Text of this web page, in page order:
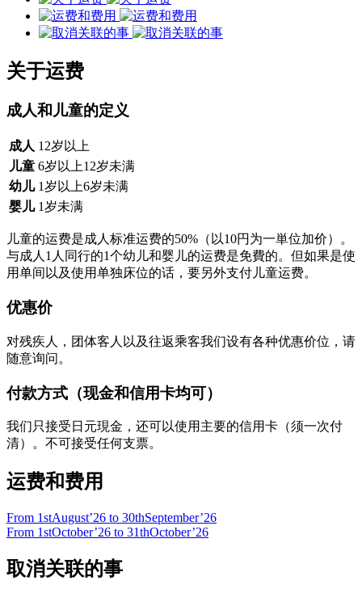
关于运费
成人和儿童的定义
成人 12岁以上
儿童 6岁以上12岁未满
幼儿 1岁以上6岁未满
婴儿 1岁未满
儿童的运费是成人标准运费的50%（以10円为一単位加价）。
与成人1人同行的1个幼儿和婴儿的运费是免費的。但如果是使
用单间以及使用单独床位的话，要另外支付儿童运费。
优惠价
对残疾人，团体客人以及往返乘客我们设有各种优惠价位，请
随意询问。
付款方式（现金和信用卡均可）
我们只接受日元現金，还可以使用主要的信用卡（须一次付
清）。不可接受任何支票。
运费和费用
From 1stAugust’26 to 30thSeptember’26
From 1stOctober’26 to 31thOctober’26
取消关联的事